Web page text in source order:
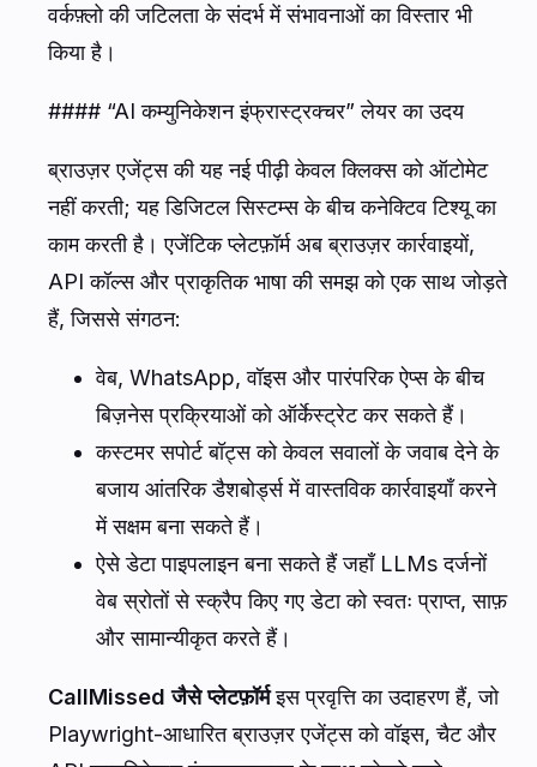
वर्कफ़्लो की जटिलता के संदर्भ में संभावनाओं का विस्तार भी
किया है।
#### “AI कम्युनिकेशन इंफ्रास्ट्रक्चर” लेयर का उदय
ब्राउज़र एजेंट्स की यह नई पीढ़ी केवल क्लिक्स को ऑटोमेट
नहीं करती; यह डिजिटल सिस्टम्स के बीच कनेक्टिव टिश्यू का
काम करती है। एजेंटिक प्लेटफ़ॉर्म अब ब्राउज़र कार्रवाइयों,
API कॉल्स और प्राकृतिक भाषा की समझ को एक साथ जोड़ते
हैं, जिससे संगठन:
वेब, WhatsApp, वॉइस और पारंपरिक ऐप्स के बीच
बिज़नेस प्रक्रियाओं को ऑर्केस्ट्रेट कर सकते हैं।
कस्टमर सपोर्ट बॉट्स को केवल सवालों के जवाब देने के
बजाय आंतरिक डैशबोर्ड्स में वास्तविक कार्रवाइयाँ करने
में सक्षम बना सकते हैं।
ऐसे डेटा पाइपलाइन बना सकते हैं जहाँ LLMs दर्जनों
वेब स्रोतों से स्क्रैप किए गए डेटा को स्वतः प्राप्त, साफ़
और सामान्यीकृत करते हैं।
CallMissed जैसे प्लेटफ़ॉर्मइस प्रवृत्ति का उदाहरण हैं, जो
Playwright-आधारित ब्राउज़र एजेंट्स को वॉइस, चैट और